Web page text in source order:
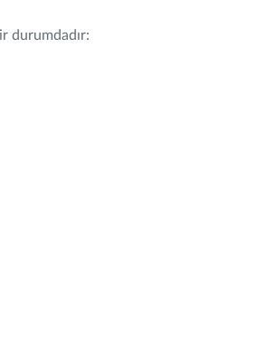
durumdadır: